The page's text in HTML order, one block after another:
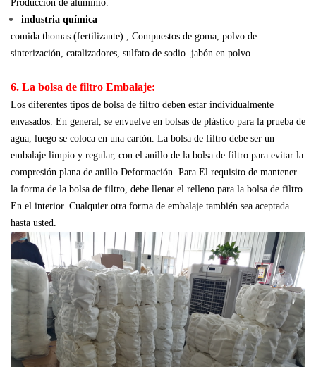
Producción de aluminio.
industria química
comida thomas (fertilizante) , Compuestos de goma, polvo de
sinterización, catalizadores, sulfato de sodio. jabón en polvo
6. La bolsa de filtro Embalaje:
Los diferentes tipos de bolsa de filtro deben estar individualmente
envasados. En general, se envuelve en bolsas de plástico para la prueba de
agua, luego se coloca en una cartón. La bolsa de filtro debe ser un
embalaje limpio y regular, con el anillo de la bolsa de filtro para evitar la
compresión plana de anillo Deformación. Para El requisito de mantener
la forma de la bolsa de filtro, debe llenar el relleno para la bolsa de filtro
En el interior. Cualquier otra forma de embalaje también sea aceptada
hasta usted.